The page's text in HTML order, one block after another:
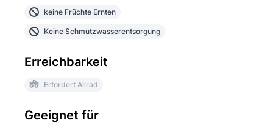
keine Früchte Ernten
Keine Schmutzwasserentsorgung
Erreichbarkeit
Erfordert Allrad
Geeignet für